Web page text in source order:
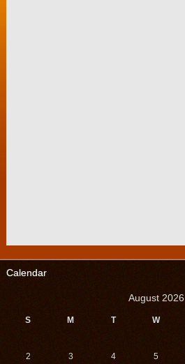
Calendar
August 2026
S M T W
2
3 4 5